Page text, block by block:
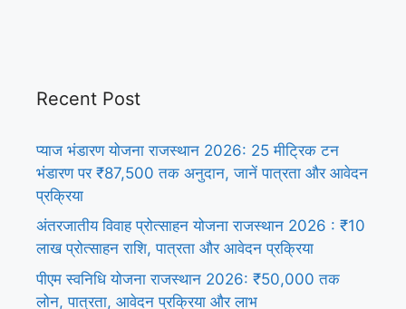
Recent Post
प्याज भंडारण योजना राजस्थान 2026: 25 मीट्रिक टन
भंडारण पर ₹87,500 तक अनुदान, जानें पात्रता और आवेदन
प्रक्रिया
अंतरजातीय विवाह प्रोत्साहन योजना राजस्थान 2026 : ₹10
लाख प्रोत्साहन राशि, पात्रता और आवेदन प्रक्रिया
पीएम स्वनिधि योजना राजस्थान 2026: ₹50,000 तक
लोन, पात्रता, आवेदन प्रक्रिया और लाभ